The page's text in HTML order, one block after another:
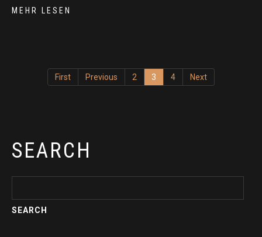
MEHR LESEN
First Previous 2 3 4 Next
SEARCH